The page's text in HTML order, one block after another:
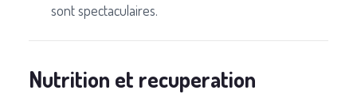
sont spectaculaires.
Nutrition et recuperation